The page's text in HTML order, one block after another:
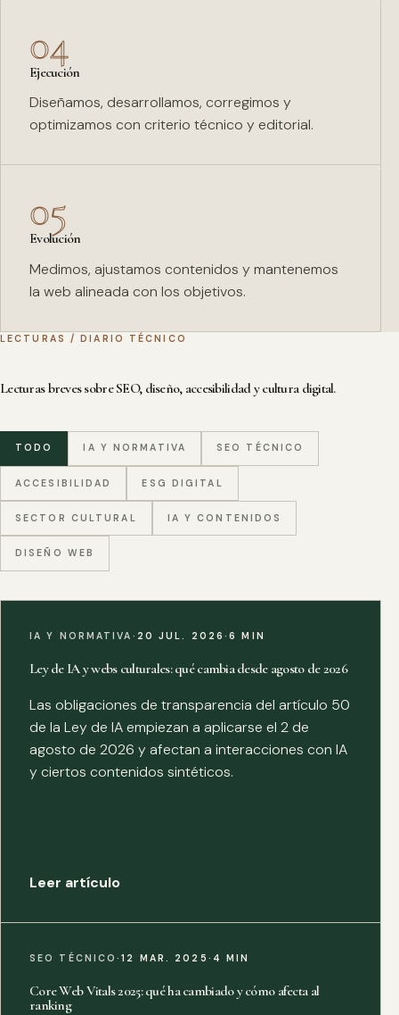
04
Ejecución
Diseñamos, desarrollamos, corregimos y
optimizamos con criterio técnico y editorial.
05
Evolución
Medimos, ajustamos contenidos y mantenemos
la web alineada con los objetivos.
LECTURAS / DIARIO TÉCNICO
Lecturas breves sobre SEO, diseño, accesibilidad y cultura digital.
TODO IA Y NORMATIVA SEO TÉCNICO
ACCESIBILIDAD ESG DIGITAL
SECTOR CULTURAL IA Y CONTENIDOS
DISEÑO WEB
IA Y NORMATIVA · 20 JUL. 2026·6 MIN
Ley de IA y webs culturales: qué cambia desde agosto de 2026
Las obligaciones de transparencia del artículo 50
de la Ley de IA empiezan a aplicarse el 2 de
agosto de 2026 y afectan a interacciones con IA
y ciertos contenidos sintéticos.
Leer artículo
SEO TÉCNICO·12 MAR. 2025 · 4 MIN
Core Web Vitals 2025: qué ha cambiado y cómo afecta al
ranking